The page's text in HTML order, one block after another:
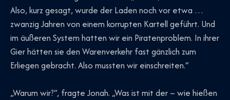
Also, kurz gesagt, wurde der Laden noch vor etwa …
zwanzig Jahren von einem korrupten Kartell geführt. Und
im äußeren System hatten wir ein Piratenproblem. In ihrer
Gier hätten sie den Warenverkehr fast gänzlich zum
Erliegen gebracht. Also mussten wir einschreiten.“
„Warum wir?“, fragte Jonah. „Was ist mit der – wie hießen